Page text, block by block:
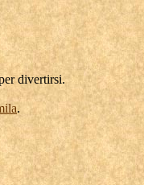
divertirsi.
.